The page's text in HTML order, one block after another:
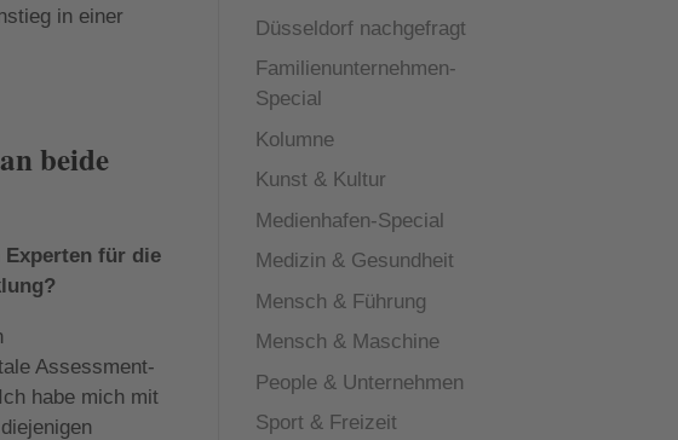
in einer
beide
Experten für die
Assessment-
habe mich mit
Düsseldorf nachgefragt
Familienunternehmen-
Special
Kolumne
Kunst & Kultur
Medienhafen-Special
Medizin & Gesundheit
Mensch & Führung
Mensch & Maschine
People & Unternehmen
Sport & Freizeit